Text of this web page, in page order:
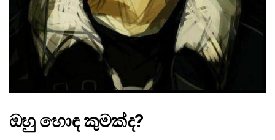
ඔහු හොඳ කුමක්ද?